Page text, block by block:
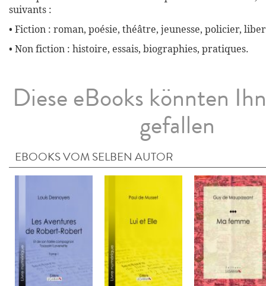
suivants :
• Fiction : roman, poésie, théâtre, jeunesse, policier,
• Non fiction : histoire, essais, biographies, pratiques.
Diese eBooks könnten
gefallen
EBOOKS VOM SELBEN AUTOR